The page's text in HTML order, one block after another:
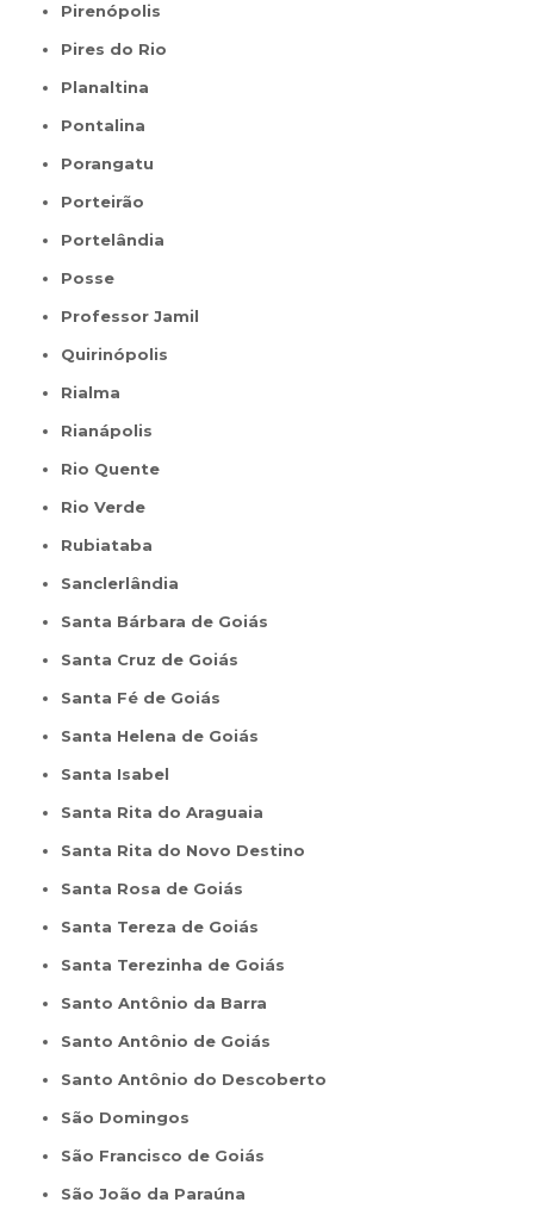
Pirenópolis
Pires do Rio
Planaltina
Pontalina
Porangatu
Porteirão
Portelândia
Posse
Professor Jamil
Quirinópolis
Rialma
Rianápolis
Rio Quente
Rio Verde
Rubiataba
Sanclerlândia
Santa Bárbara de Goiás
Santa Cruz de Goiás
Santa Fé de Goiás
Santa Helena de Goiás
Santa Isabel
Santa Rita do Araguaia
Santa Rita do Novo Destino
Santa Rosa de Goiás
Santa Tereza de Goiás
Santa Terezinha de Goiás
Santo Antônio da Barra
Santo Antônio de Goiás
Santo Antônio do Descoberto
São Domingos
São Francisco de Goiás
São João da Paraúna